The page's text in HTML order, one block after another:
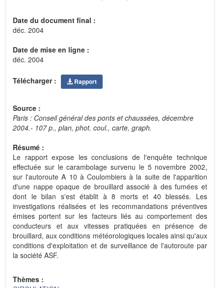
Date du document final :
déc. 2004
Date de mise en ligne :
déc. 2004
Télécharger : Rapport
Source :
Paris : Conseil général des ponts et chaussées, décembre
2004.- 107 p., plan, phot. coul., carte, graph.
Résumé :
Le rapport expose les conclusions de l'enquête technique
effectuée sur le carambolage survenu le 5 novembre 2002,
sur l'autoroute A 10 à Coulombiers à la suite de l'apparition
d'une nappe opaque de brouillard associé à des fumées et
dont le bilan s'est établit à 8 morts et 40 blessés. Les
investigations réalisées et les recommandations préventives
émises portent sur les facteurs liés au comportement des
conducteurs et aux vitesses pratiquées en présence de
brouillard, aux conditions météorologiques locales ainsi qu'aux
conditions d'exploitation et de surveillance de l'autoroute par
la société ASF.
Thèmes :